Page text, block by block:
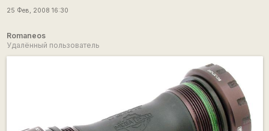
25 Фев, 2008 16:30
Romaneos
Удалённый пользователь